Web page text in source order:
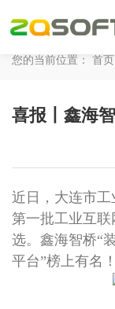
工业AI
解决方案
客户案例
您的当前位置： 首页
喜报丨鑫海
近日，大连市工
第一批工业互联
选。鑫海智桥“
平台”榜上有名！
【AI